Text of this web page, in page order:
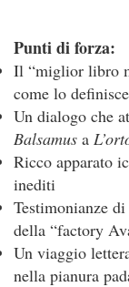
Punti di forza:
Il “miglior libro
come lo
Un dialogo che
Balsamus a
Ricco apparato
inediti
Testimonianze
della “factory
Un viaggio
nella pianura